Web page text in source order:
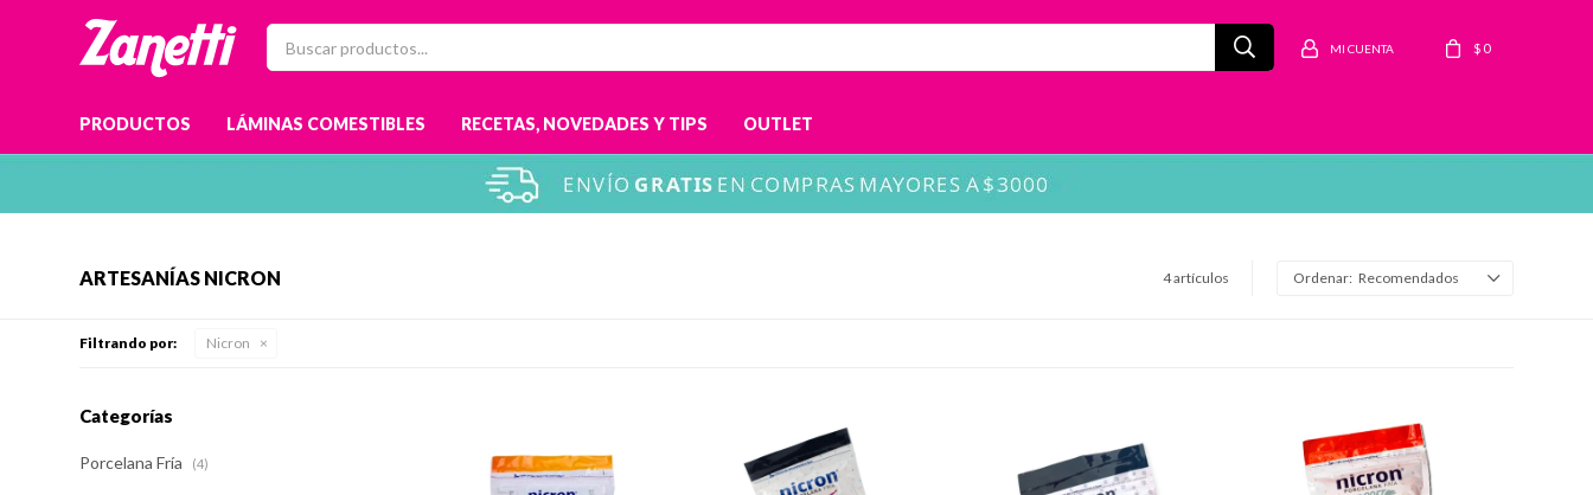
PRODUCTOS LÁMINAS COMESTIBLES RECETAS, NOVEDADES Y TIPS OUTLET
$ 0
ARTESANÍAS NICRON 4 artículos Recomendados
Filtrando por: Nicron
Categorías
Porcelana Fría (4)